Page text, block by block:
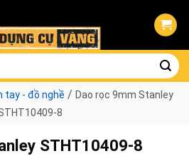
tay - đồ nghề / Dao rọc 9mm Stanley
8
STHT10409-8